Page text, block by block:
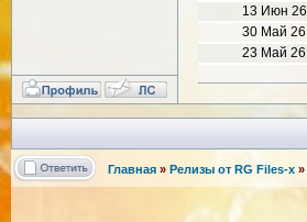
13 Июн 26
30 Май 26
23 Май 26
Главная » Релизы от RG Files-x »